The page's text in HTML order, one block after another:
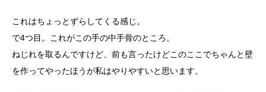
これはちょっとずらしてくる感じ。
で4つ目。これがこの手の中手骨のところ。
ねじれを取るんですけど、前も言ったけどこのここでちゃんと壁
を作ってやったほうが私はやりやすいと思います。